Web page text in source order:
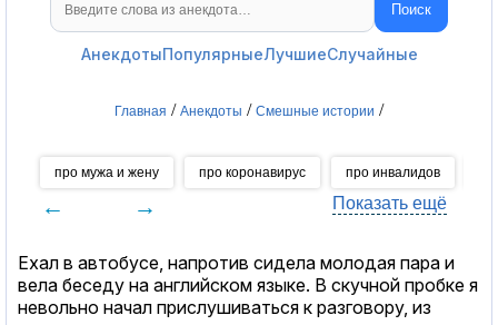
Поиск анекдотов Поиск
АнекдотыПопулярныеЛучшиеСлучайные
Главная / Анекдоты / Смешные истории /
про мужа и жену про коронавирус про инвалидов
← → Показать ещё
Ехал в автобусе, напротив сидела молодая пара и
вела беседу на английском языке. В скучной пробке я
невольно начал прислушиваться к разговору, из